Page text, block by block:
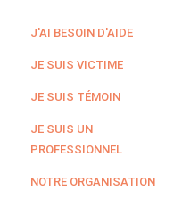
J'AI BESOIN D'AIDE
JE SUIS VICTIME
JE SUIS TÉMOIN
JE SUIS UN
PROFESSIONNEL
NOTRE ORGANISATION